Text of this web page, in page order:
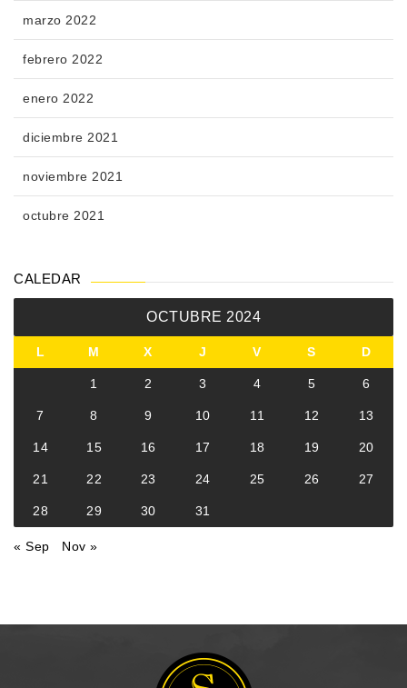
marzo 2022
febrero 2022
enero 2022
diciembre 2021
noviembre 2021
octubre 2021
CALEDAR
OCTUBRE 2024
L M X J V S D
1 2 3 4 5 6
7 8 9 10 11 12 13
14 15 16 17 18 19 20
21 22 23 24 25 26 27
28 29 30 31
« Sep Nov »